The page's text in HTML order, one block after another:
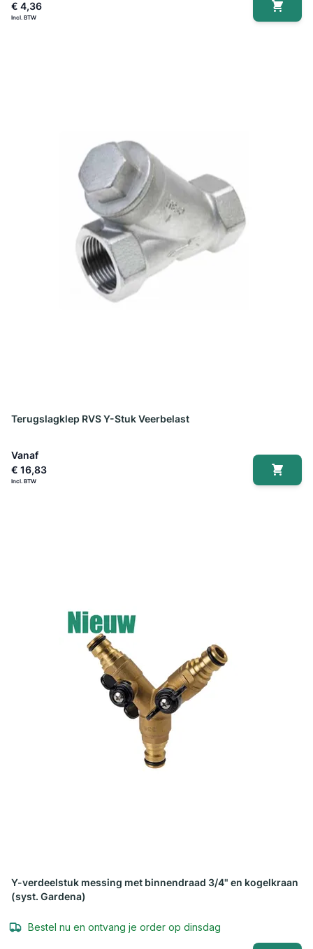
€ 4,36
Terugslagklep RVS Y-Stuk Veerbelast
Vanaf
€ 16,83
Y-verdeelstuk messing met binnendraad 3/4" en kogelkraan
(syst. Gardena)
Bestel nu en ontvang je order op dinsdag